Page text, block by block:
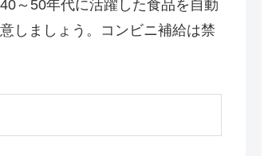
～50年代に活躍した食品を自動
しましょう。コンビニ補給は禁